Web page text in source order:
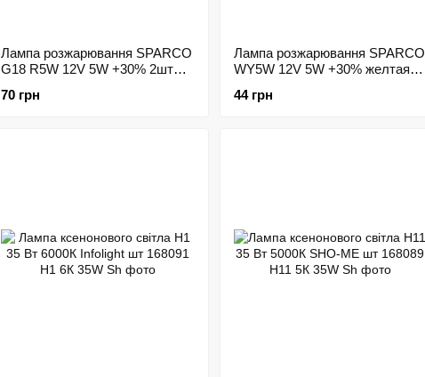
Лампа розжарювання SPARCO
G18 R5W 12V 5W +30% 2шт
70 грн
Лампа розжарювання SPARCO
WY5W 12V 5W +30% желтая
44 грн